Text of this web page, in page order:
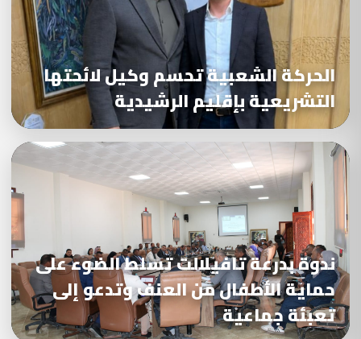
الحركة الشعبية تحسم وكيل لائحتها
التشريعية بإقليم الرشيدية
ندوة بدرعة تافيلالت تسلط الضوء على
حماية الأطفال من العنف وتدعو إلى
تعبئة جماعية